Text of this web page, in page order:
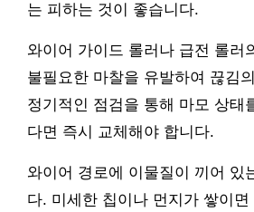
는 피하는 것이 좋습니다.
와이어 가이드 롤러나 급전 롤러
불필요한 마찰을 유발하여 끊김
정기적인 점검을 통해 마모 상태
다면 즉시 교체해야 합니다.
와이어 경로에 이물질이 끼어 있
다. 미세한 칩이나 먼지가 쌓이면